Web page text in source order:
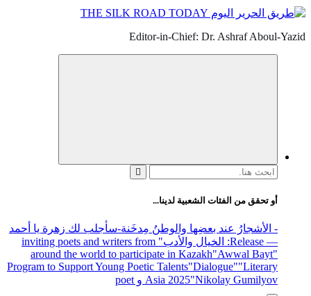
Editor-in-Chief: Dr. Ashraf Aboul-Yazid
البحث
أو تحقق من الفئات الشعبية لدينا...
- الأشجارُ عند بعضِها والوطنُ مِدخَنة-سأجلب لك زهرة يا أحمد
— Release
: الخيال والأدب
" inviting poets and writers from
around the world to participate in Kazakh"Awwal Bayt"
Program to Support Young Poetic Talents"Dialogue""Literary
Asia 2025"Nikolay Gumilyov و poet